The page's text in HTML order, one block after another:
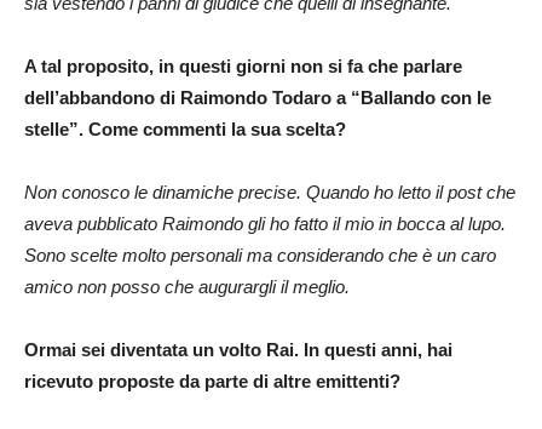
A tal proposito, in questi giorni non si fa che parlare
dell’abbandono di Raimondo Todaro a “Ballando con le
stelle”. Come commenti la sua scelta?
Non conosco le dinamiche precise. Quando ho letto il post che
aveva pubblicato Raimondo gli ho fatto il mio in bocca al lupo.
Sono scelte molto personali ma considerando che è un caro
amico non posso che augurargli il meglio.
Ormai sei diventata un volto Rai. In questi anni, hai
ricevuto proposte da parte di altre emittenti?